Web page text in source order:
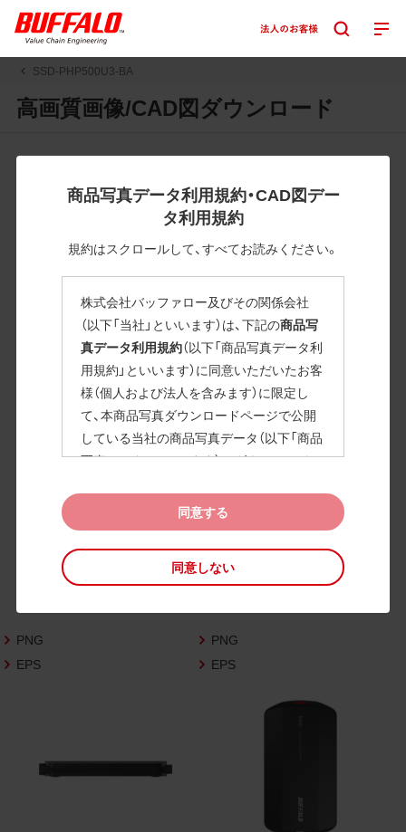
SSD-PHP500U3-BA
高画質画像/CAD図ダウンロード
商品写真データ利用規約・CAD図デー
タ利用規約
規約はスクロールして、すべてお読みください。
株式会社バッファロー及びその関係会社
（以下「当社」といいます）は、下記の商品写
真データ利用規約（以下「商品写真データ利
用規約」といいます）に同意いただいたお客
様（個人および法人を含みます）に限定し
て、本商品写真ダウンロードページで公開
している当社の商品写真データ（以下「商品
写真データ」といいます）のダウンロードお
また、当社は、下記のCAD図データ利用規約
（以下「CAD図データ利用規約」といいます）
に同意いただいたお客様に限定して、本CA
D図ダウンロードページで公開している当
いいます）の利用を許諾いたします。
お客様が「同意する」ボタンをクリックされ
た場合、商品写真データ利用規約及びCAD
されることがあります。各データをダウン
ロードする際には最新の規約をご確認くだ
さいますようお願い申し上げます。
同意する
同意しない
すと圧縮ファイルのダウンロードが始まります。
JPEG・EPSファイルにはパスが設定されています。画像編集
の際に便利です。PNG画像は原則として背景を透過したもの
を提供しています。
掲載データ「JPEG、PNG : 低解像度(RGBカラー)」 「EPS : 高
解像度(CMYKカラー)」
SSD-PHP500U3-BA
高画質画像
PNG
EPS
PNG
EPS